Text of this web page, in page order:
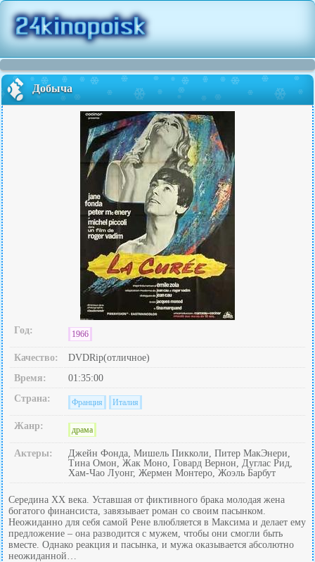
Добыча
Год: 1966
Качество:
DVDRip(отличное)
Время:
01:35:00
Страна:
Франция Италия
Жанр: драма
Актеры:
Джейн Фонда, Мишель Пикколи, Питер МакЭнери,
Тина Омон, Жак Моно, Говард Вернон, Дуглас Рид,
Хам-Чао Луонг, Жермен Монтеро, Жоэль Барбут
Середина ХХ века. Уставшая от фиктивного брака молодая жена
богатого финансиста, завязывает роман со своим пасынком.
Неожиданно для себя самой Рене влюбляется в Максима и делает ему
предложение – она разводится с мужем, чтобы они смогли быть
вместе. Однако реакция и пасынка, и мужа оказывается абсолютно
неожиданной…